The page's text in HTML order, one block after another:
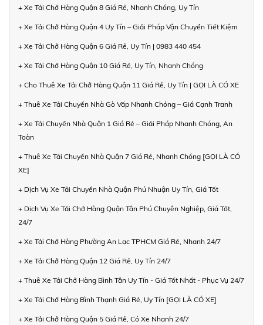
+ Xe Tải Chở Hàng Quận 8 Giá Rẻ, Nhanh Chóng, Uy Tín
+ Xe Tải Chở Hàng Quận 4 Uy Tín – Giải Pháp Vận Chuyển Tiết Kiệm
+ Xe Tải Chở Hàng Quận 6 Giá Rẻ, Uy Tín | 0983 440 454
+ Xe Tải Chở Hàng Quận 10 Giá Rẻ, Uy Tín, Nhanh Chóng
+ Cho Thuê Xe Tải Chở Hàng Quận 11 Giá Rẻ, Uy Tín | GỌI LÀ CÓ XE
+ Thuê Xe Tải Chuyển Nhà Gò Vấp Nhanh Chóng – Giá Cạnh Tranh
+ Xe Tải Chuyển Nhà Quận 1 Giá Rẻ – Giải Pháp Nhanh Chóng, An
Toàn
+ Thuê Xe Tải Chuyển Nhà Quận 7 Giá Rẻ, Nhanh Chóng [GỌI LÀ CÓ
XE]
+ Dịch Vụ Xe Tải Chuyển Nhà Quận Phú Nhuận Uy Tín, Giá Tốt
+ Dịch Vụ Xe Tải Chở Hàng Quận Tân Phú Chuyên Nghiệp, Giá Tốt,
24/7
+ Xe Tải Chở Hàng Phường An Lạc TPHCM Giá Rẻ, Nhanh 24/7
+ Xe Tải Chở Hàng Quận 12 Giá Rẻ, Uy Tín 24/7
+ Thuê Xe Tải Chở Hàng Bình Tân Uy Tín - Giá Tốt Nhất - Phục Vụ 24/7
+ Xe Tải Chở Hàng Bình Thạnh Giá Rẻ, Uy Tín [GỌI LÀ CÓ XE]
+ Xe Tải Chở Hàng Quận 5 Giá Rẻ, Có Xe Nhanh 24/7